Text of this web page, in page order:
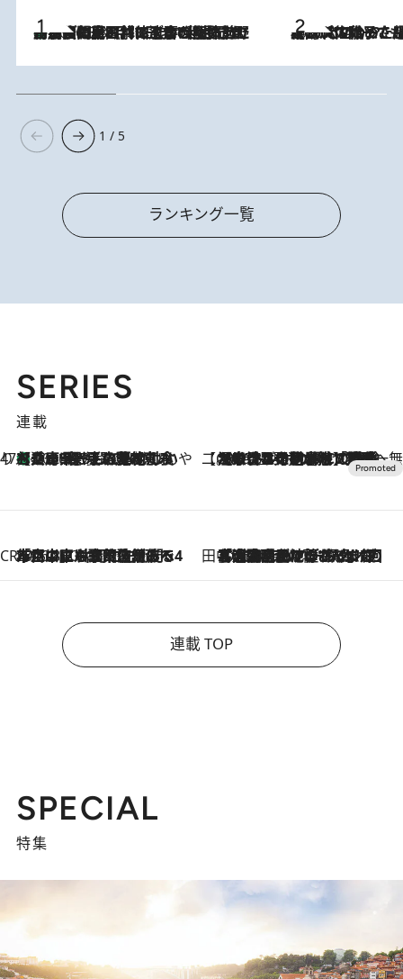
2026.8.8
「最後に見られてよかった」上野動物園の東園パンダ舎が解体前に特別公開。8月16日まで延長されたパネル展と共に辿る“半世紀”のパンダ飼育《解体工事の図面あり》 2026.8.5
【阿川佐和子さんの年とる力】なぜ70代で始めた趣味は“こんなに楽しい”のか？ ピアノ、俳句…スランプに陥っても続けられる“ある秘訣”とは
1 / 5
ランキング一覧
SERIES
連載
47都道府県の手みやげ ひんやりスイーツで夏を満喫
2026.8.8
【兵庫県】この夏絶対食べたい 冷やしておいしいおやつ3選 淡路島の恵みをジェラートに集約 【CREA×星野リゾート】唯一無二。癒しと発見が待つ場所へ
2026.8.7
【トンボの足水浴】ヒノキの香りに包まれて涼感マックス！約13℃の湧水かけ流しを避暑地「星野温泉 トンボの湯」で体験
CREA'S CHOICE
2026.8.7
「立川にも歌舞伎があるんだよ」 片岡仁左衛門・市川中車ら豪華座組みで4年目の立川立飛歌舞伎へ 田中稲の勝手に再ブーム
2026.8.7
「湘南乃風に憧れて」観客大盛上がりの“タオル回し”に、ラッパー顔負けの高速歌唱まで…さだまさし（74）のアグレッシブすぎる現在地
連載 TOP
SPECIAL
特集